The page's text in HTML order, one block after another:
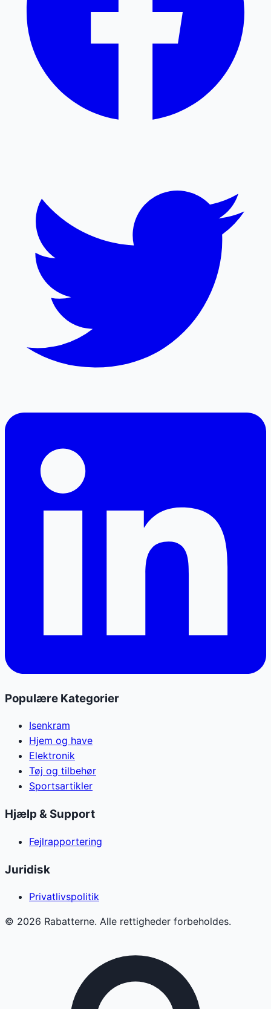
Populære Kategorier
Isenkram
Hjem og have
Elektronik
Tøj og tilbehør
Sportsartikler
Hjælp & Support
Fejlrapportering
Juridisk
Privatlivspolitik
© 2026 Rabatterne. Alle rettigheder forbeholdes.